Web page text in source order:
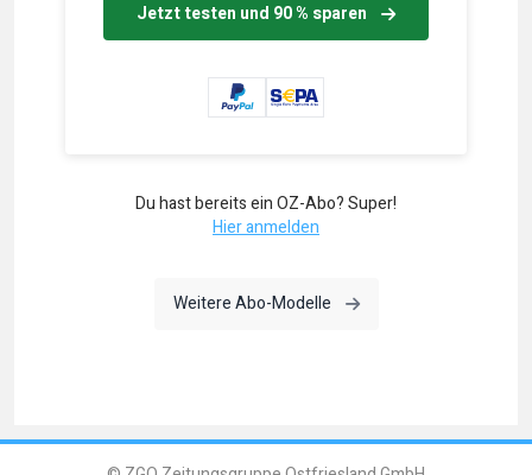
Jetzt testen und 90 % sparen
Du hast bereits ein OZ-Abo? Super!
Hier anmelden
Weitere Abo-Modelle